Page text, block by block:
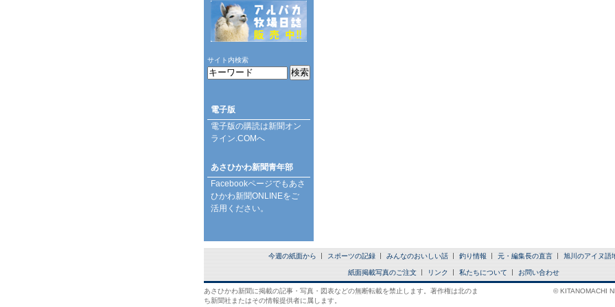
サイト内検索
電子版
電子版の購読は新聞オン
ライン.COMへ
あさひかわ新聞青年部
Facebookページでもあさ
ひかわ新聞ONLINEをご
活用ください。
今週の紙面から スポーツの記録 みんなのおいしい話 釣り情報 元・編集長の直言 旭川のアイヌ語
紙面掲載写真のご注文 リンク 私たちについて お問い合わせ
あさひかわ新聞に掲載の記事・写真・図表などの無断転載を禁止します。著作権は北のま
ち新聞社またはその情報提供者に属します。
© KITANOMACHI